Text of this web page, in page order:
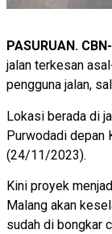
PASURUAN.
jalan terkesan
pengguna jalan,
Lokasi berada di
Purwodadi depan
(24/11/2023).
Kini proyek
Malang akan
sudah di bongkar